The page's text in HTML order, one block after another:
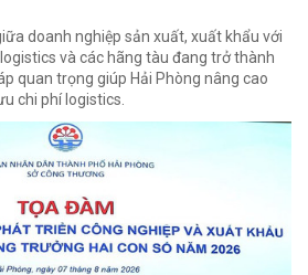
doanh nghiệp sản xuất, xuất khẩu với
và các hãng tàu đang trở thành
quan trọng giúp Hải Phòng nâng cao
chi phí logistics.